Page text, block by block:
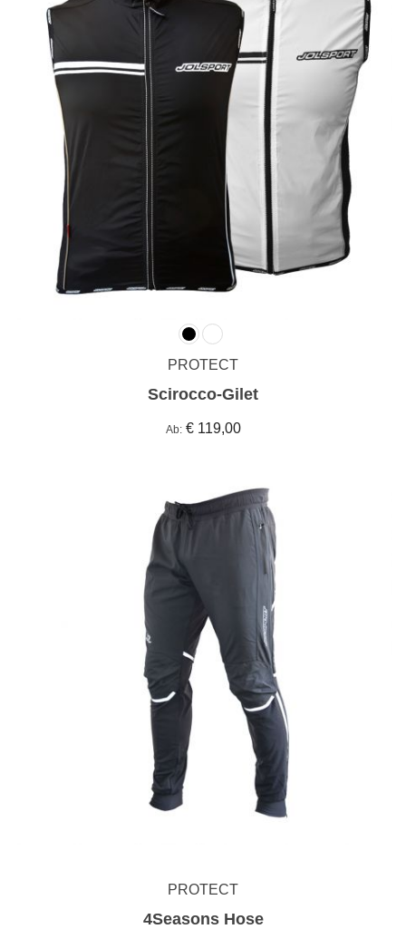
PROTECT
Scirocco-Gilet
Ab € 119,00
PROTECT
4Seasons Hose